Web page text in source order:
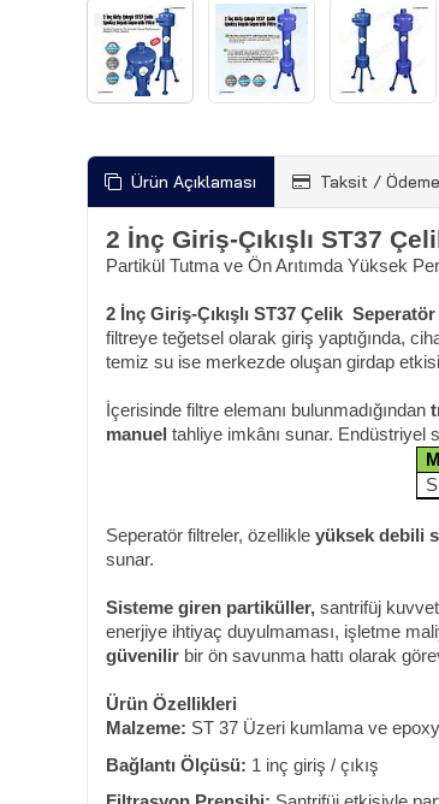
Ürün Açıklaması Taksit /
2 İnç Giriş-Çıkışlı ST37
Partikül Tutma ve Ön Arıtımda Yüksek
2 İnç Giriş-Çıkışlı ST37 Çelik
filtreye teğetsel olarak giriş yaptığında,
temiz su ise merkezde oluşan girdap
İçerisinde filtre elemanı bulunmadığından
manuel tahliye imkânı sunar. Endüstriyel
Seperatör filtreler, özellikle yüksek debili
sunar.
Sisteme giren partiküller, santrifüj
enerjiye ihtiyaç duyulmaması, işletme
güvenilir bir ön savunma hattı olarak
Ürün Özellikleri
Malzeme: ST 37 Üzeri kumlama ve epoxy
Bağlantı Ölçüsü: 1 inç giriş / çıkış